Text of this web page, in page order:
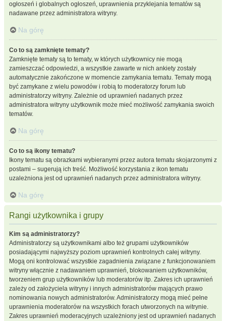
ogłoszeń i globalnych ogłoszeń, uprawnienia przyklejania tematów są
nadawane przez administratora witryny.
Na górę
Co to są zamknięte tematy?
Zamknięte tematy są to tematy, w których użytkownicy nie mogą
zamieszczać odpowiedzi, a wszystkie zawarte w nich ankiety zostały
automatycznie zakończone w momencie zamykania tematu. Tematy mogą
być zamykane z wielu powodów i robią to moderatorzy forum lub
administratorzy witryny. Zależnie od uprawnień nadanych przez
administratora witryny użytkownik może mieć możliwość zamykania swoich
tematów.
Na górę
Co to są ikony tematu?
Ikony tematu są obrazkami wybieranymi przez autora tematu skojarzonymi z
postami – sugerują ich treść. Możliwość korzystania z ikon tematu
uzależniona jest od uprawnień nadanych przez administratora witryny.
Na górę
Rangi użytkownika i grupy
Kim są administratorzy?
Administratorzy są użytkownikami albo też grupami użytkowników
posiadającymi najwyższy poziom uprawnień kontrolnych całej witryny.
Mogą oni kontrolować wszystkie zagadnienia związane z funkcjonowaniem
witryny włącznie z nadawaniem uprawnień, blokowaniem użytkowników,
tworzeniem grup użytkowników lub moderatorów itp. Zakres ich uprawnień
zależy od założyciela witryny i innych administratorów mających prawo
nominowania nowych administratorów. Administratorzy mogą mieć pełne
uprawnienia moderatorów na wszystkich forach utworzonych na witrynie.
Zakres uprawnień moderacyjnych uzależniony jest od uprawnień nadanych